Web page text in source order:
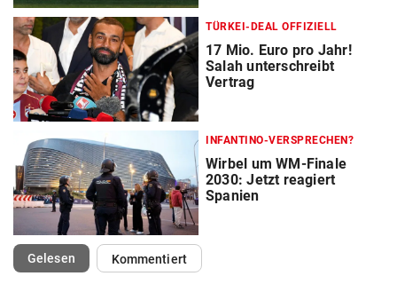
TÜRKEI-DEAL OFFIZIELL
17 Mio. Euro pro Jahr!
Salah unterschreibt
Vertrag
INFANTINO-VERSPRECHEN?
Wirbel um WM-Finale
2030: Jetzt reagiert
Spanien
Gelesen(ausgewählt)Kommentiert